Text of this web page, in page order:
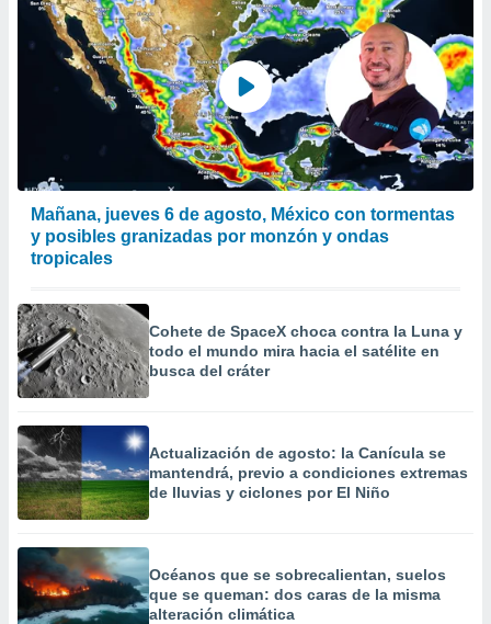
Mañana, jueves 6 de agosto, México con tormentas
y posibles granizadas por monzón y ondas
tropicales
Cohete de SpaceX choca contra la Luna y
todo el mundo mira hacia el satélite en
busca del cráter
Actualización de agosto: la Canícula se
mantendrá, previo a condiciones extremas
de lluvias y ciclones por El Niño
Océanos que se sobrecalientan, suelos
que se queman: dos caras de la misma
alteración climática